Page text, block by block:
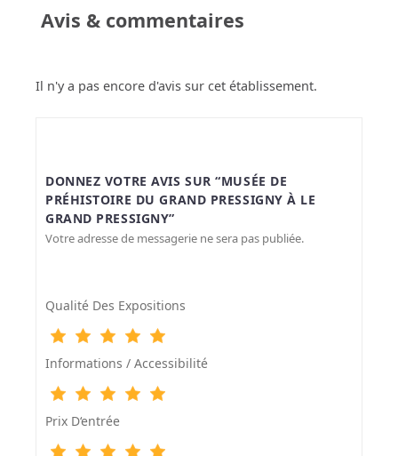
Avis & commentaires
Il n'y a pas encore d'avis sur cet établissement.
DONNEZ VOTRE AVIS SUR “MUSÉE DE
PRÉHISTOIRE DU GRAND PRESSIGNY À LE
GRAND PRESSIGNY”
Votre adresse de messagerie ne sera pas publiée.
Qualité Des Expositions
Informations / Accessibilité
Prix D‘entrée